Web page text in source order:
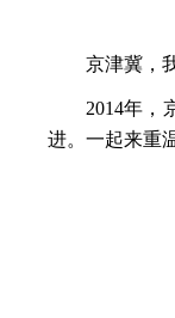
京津冀，
2014年，
进。一起来重